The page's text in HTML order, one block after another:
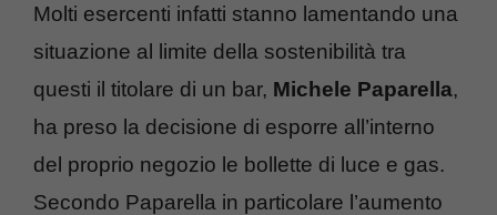
Molti esercenti infatti stanno lamentando una
situazione al limite della sostenibilità tra
questi il titolare di un bar, Michele Paparella,
ha preso la decisione di esporre all’interno
del proprio negozio le bollette di luce e gas.
Secondo Paparella in particolare l’aumento